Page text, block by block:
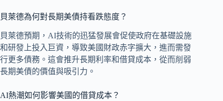
貝萊德為何對長期美債持看跌態度？
貝萊德預期，AI技術的迅猛發展會促使政府在基礎設施
和研發上投入巨資，導致美國財政赤字擴大，進而需發
行更多債務。這會推升長期利率和借貸成本，從而削弱
長期美債的價值與吸引力。
AI熱潮如何影響美國的借貸成本？